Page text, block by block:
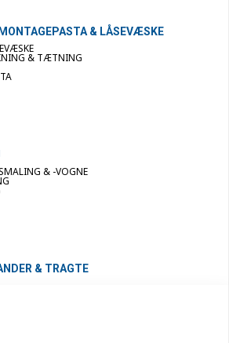
& LÅSEVÆSKE
& TÆTNING
& -VOGNE
& TRAGTE